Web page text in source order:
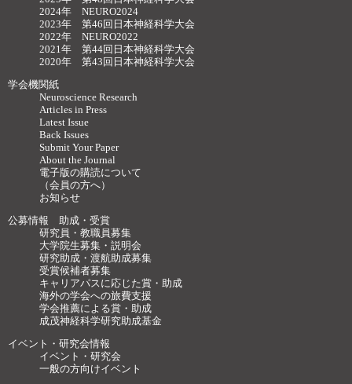
2024年 NEURO2024
2023年 第46回日本神経科学大会
2022年 NEURO2022
2021年 第44回日本神経科学大会
2020年 第43回日本神経科学大会
学会機関紙
Neuroscience Research
Articles in Press
Latest Issue
Back Issues
Submit Your Paper
About the Journal
電子版の購読について
（会員の方へ）
お知らせ
公募情報 助成・受賞
研究員・教職員募集
大学院生募集・説明会
研究助成・渡航助成募集
受賞候補者募集
キャリアパスに応じた賞・助成
海外の学会への旅費支援
学会推薦による賞・助成
成茂神経科学研究助成基金
イベント・研究会情報
イベント・研究会
一般の方向けイベント